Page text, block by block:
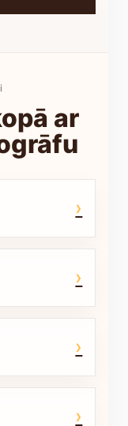
ar
›
›
›
›